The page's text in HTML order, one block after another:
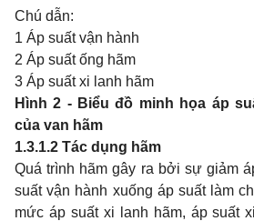
Chú dẫn:
1 Áp suất vận hành
2 Áp suất ống hãm
3 Áp suất xi lanh hãm
Hình 2 - Biểu đồ minh họa áp
của van hãm
1.3.1.2 Tác dụng hãm
Quá trình hãm gây ra bởi sự giảm
suất vận hành xuống áp suất làm
mức áp suất xi lanh hãm, áp suất